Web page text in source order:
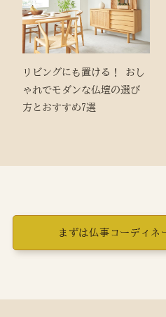
リビングにも置ける！ おし
ゃれでモダンな仏壇の選び
方とおすすめ7選
まずは仏事コーディネ